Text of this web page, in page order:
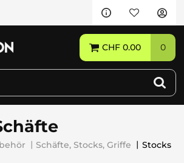
CHF 0.00 0
Schäfte, Stocks, Griffe
Stocks